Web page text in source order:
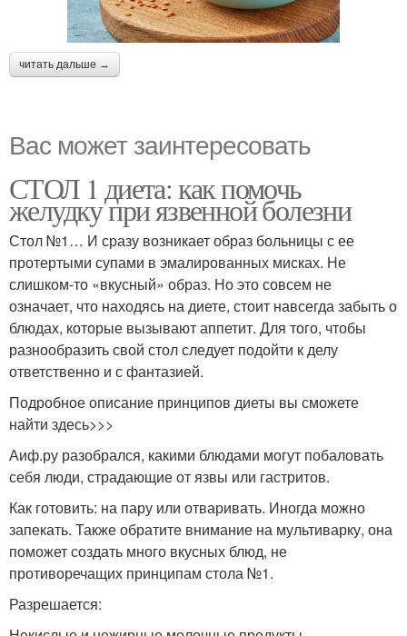
читать дальше →
Вас может заинтересовать
СТОЛ 1 диета: как помочь
желудку при язвенной болезни
Стол №1… И сразу возникает образ больницы с ее
протертыми супами в эмалированных мисках. Не
слишком-то «вкусный» образ. Но это совсем не
означает, что находясь на диете, стоит навсегда забыть о
блюдах, которые вызывают аппетит. Для того, чтобы
разнообразить свой стол следует подойти к делу
ответственно и с фантазией.
Подробное описание принципов диеты вы сможете
найти здесь>>>
Аиф.ру разобрался, какими блюдами могут побаловать
себя люди, страдающие от язвы или гастритов.
Как готовить: на пару или отваривать. Иногда можно
запекать. Также обратите внимание на мультиварку, она
поможет создать много вкусных блюд, не
противоречащих принципам стола №1.
Разрешается: